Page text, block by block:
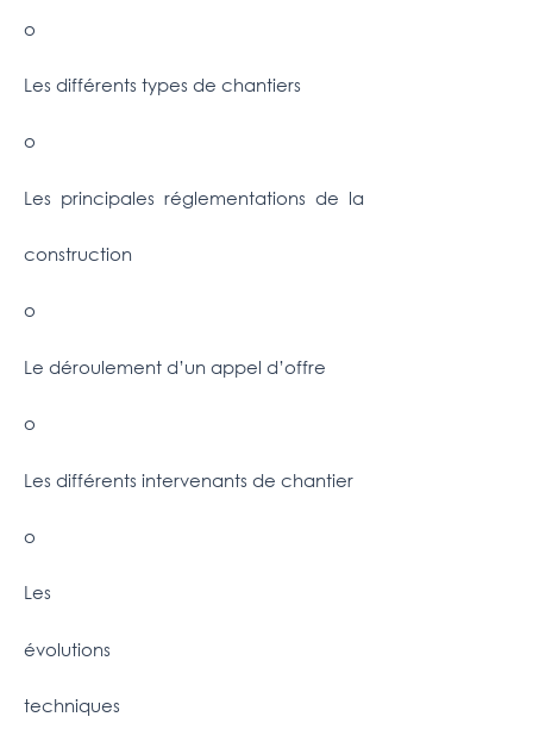
o
Les différents types de chantiers
o
Les principales réglementations de la
construction
o
Le déroulement d’un appel d’offre
o
Les différents intervenants de chantier
o
Les
évolutions
techniques